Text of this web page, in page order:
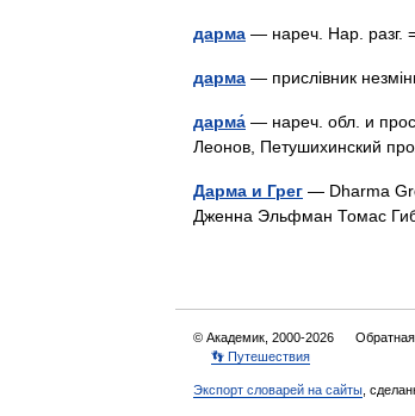
дарма — нареч. Нар.
дарма — прислівник
дарма́ — нареч. обл. и
Леонов, Петушихинский
Дарма и Грег — Dharma
Дженна Эльфман Томас
© Академик, 2000-2026
👣 Путешествия
Экспорт словарей на сайты ,